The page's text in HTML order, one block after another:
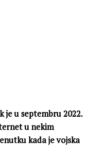
je u septembru 2022.
u nekim
kada je vojska